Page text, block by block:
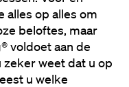
alles op alles om
beloftes, maar
voldoet aan de
weet dat u op
u welke